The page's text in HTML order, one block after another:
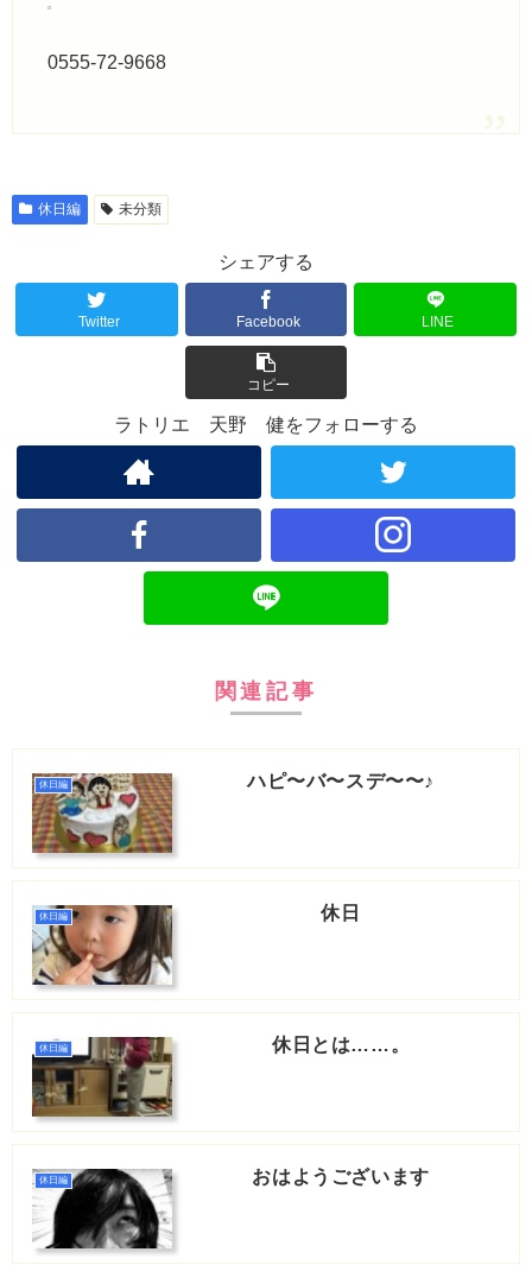
0555-72-9668
休日編 未分類
シェアする
Twitter Facebook LINE
コピー
ラトリエ 天野 健をフォローする
関連記事
休日編 ハピ〜バ〜スデ〜〜♪
休日編 休日
休日編 休日とは……。
休日編 おはようございます